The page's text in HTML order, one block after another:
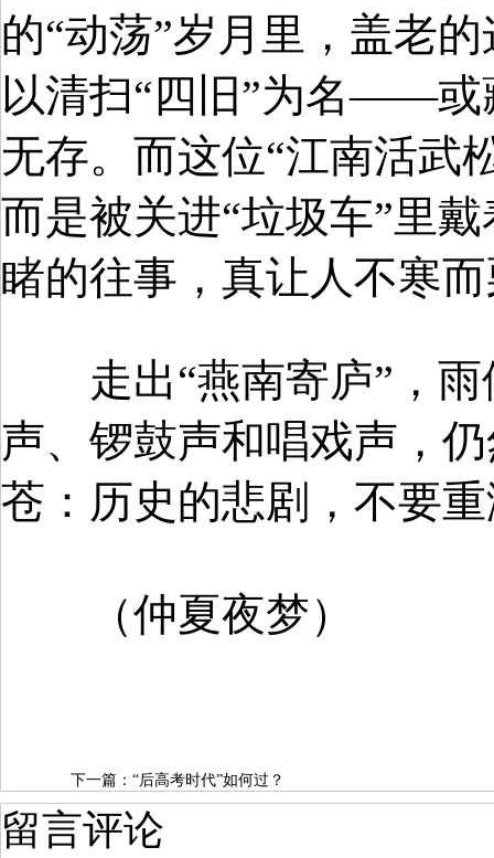
的“动荡”岁月里，盖老
以清扫“四旧”为名——或
无存。而这位“江南活武
而是被关进“垃圾车”里
睹的往事，真让人不寒
走出“燕南寄庐”，雨
声、锣鼓声和唱戏声，
苍：历史的悲剧，不要
（仲夏夜梦）
下一篇： “后高考时代”如何过？
留言评论